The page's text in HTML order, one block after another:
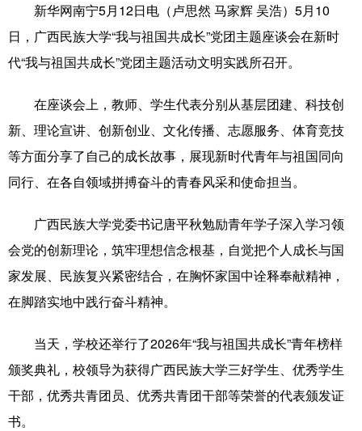
新华网导航
国际 财经 网评 港澳
台湾 思客智库 全球连线 教育
科技 科普 体育
健康 军事 访谈 视频
图片 中央文件 金融 汽车
食品 人居 信息化 乡村振兴
会展 彩票 娱乐 时尚
悦读 公益 书画 一带一路
新华网南宁5月12日电（卢思然 马家辉 吴浩）5月10
日，广西民族大学“我与祖国共成长”党团主题座谈会在新时
代“我与祖国共成长”党团主题活动文明实践所召开。
在座谈会上，教师、学生代表分别从基层团建、科技创
新、理论宣讲、创新创业、文化传播、志愿服务、体育竞技
等方面分享了自己的成长故事，展现新时代青年与祖国同向
同行、在各自领域拼搏奋斗的青春风采和使命担当。
广西民族大学党委书记唐平秋勉励青年学子深入学习领
会党的创新理论，筑牢理想信念根基，自觉把个人成长与国
家发展、民族复兴紧密结合，在胸怀家国中诠释奉献精神，
在脚踏实地中践行奋斗精神。
当天，学校还举行了2026年“我与祖国共成长”青年榜样
颁奖典礼，校领导为获得广西民族大学三好学生、优秀学生
干部，优秀共青团员、优秀共青团干部等荣誉的代表颁发证
书。